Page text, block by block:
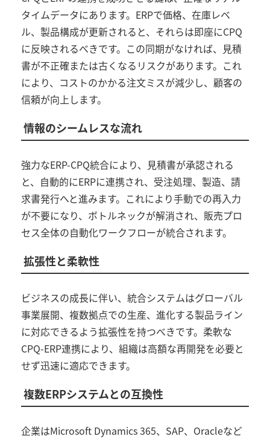
タイムデータにあります。 ERPで価格、在庫レベ
ル、製品構成が更新されると、それらは即座にCPQ
に反映されるべきです。この同期がなければ、見積
書が不正確または古くなるリスクがあります。これ
により、コストのかかる注文ミスが減少し、顧客の
信頼が向上します。
情報のシームレスな流れ
強力なERP-CPQ統合により、見積書が承認される
と、自動的にERPに連携され、受注処理、製造、請
求書発行へと進みます。これにより手動での再入力
が不要になり、ボトルネックが解消され、販売プロ
セス全体の自動化ワークフローが統合されます。
拡張性と柔軟性
ビジネスの成長に伴い、統合システムはグローバル
事業展開、複数拠点での生産、進化する製品ライン
に対応できるよう拡張性を持つべきです。柔軟な
CPQ-ERP連携により、組織は高額な再開発を必要と
せず迅速に適応できます。
複数ERPシステムとの互換性
企業はMicrosoft Dynamics 365、 SAP、 Oracleなど